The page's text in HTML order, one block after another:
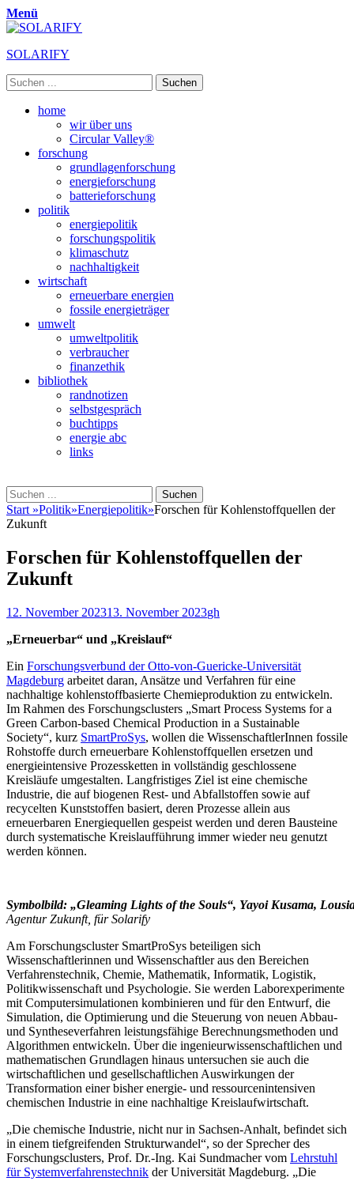
Menü
SOLARIFY
Suchen
nach:
Primäres
Zum
home
wir über uns
Circular Valley®
forschung
grundlagenforschung
energieforschung
batterieforschung
politik
energiepolitik
forschungspolitik
klimaschutz
nachhaltigkeit
wirtschaft
erneuerbare energien
fossile energieträger
umwelt
umweltpolitik
verbraucher
finanzethik
bibliothek
randnotizen
selbstgespräch
buchtipps
energie abc
links
Suchen
Suchen
nach:
Start »Politik»Energiepolitik»Forschen für Kohlenstoffquellen der
Zukunft
Forschen für Kohlenstoffquellen der
Zukunft
Veröffentlicht
12. November 202313. November 2023Autor
gh
„Erneuerbar“ und „Kreislauf“
Ein Forschungsverbund der Otto-von-Guericke-Universität
Magdeburg arbeitet daran, Ansätze und Verfahren für eine
nachhaltige kohlenstoffbasierte Chemieproduktion zu entwickeln.
Im Rahmen des Forschungsclusters „Smart Process Systems for a
Green Carbon-based Chemical Production in a Sustainable
Society“, kurz SmartProSys, wollen die WissenschaftlerInnen fossile
Rohstoffe durch erneuerbare Kohlenstoffquellen ersetzen und
energieintensive Prozessketten in vollständig geschlossene
Kreisläufe umgestalten. Langfristiges Ziel ist eine chemische
Industrie, die auf biogenen Rest- und Abfallstoffen sowie auf
recycelten Kunststoffen basiert, deren Prozesse allein aus
erneuerbaren Energiequellen gespeist werden und deren Bausteine
durch systematische Kreislaufführung immer wieder neu genutzt
werden können.
Symbolbild: „Gleaming Lights of the Souls“, Yayoi Kusama,
Agentur Zukunft, für Solarify
Am Forschungscluster SmartProSys beteiligen sich
Wissenschaftlerinnen und Wissenschaftler aus den Bereichen
Verfahrenstechnik, Chemie, Mathematik, Informatik, Logistik,
Politikwissenschaft und Psychologie. Sie werden Laborexperimente
mit Computersimulationen kombinieren und für den Entwurf, die
Simulation, die Optimierung und die Steuerung von neuen Abbau-
und Syntheseverfahren leistungsfähige Berechnungsmethoden und
Algorithmen entwickeln. Über die ingenieurwissenschaftlichen und
mathematischen Grundlagen hinaus untersuchen sie auch die
wirtschaftlichen und gesellschaftlichen Auswirkungen der
Transformation einer bisher energie- und ressourcenintensiven
chemischen Industrie in eine nachhaltige Kreislaufwirtschaft.
„Die chemische Industrie, nicht nur in Sachsen-Anhalt, befindet sich
in einem tiefgreifenden Strukturwandel“, so der Sprecher des
Forschungsclusters, Prof. Dr.-Ing. Kai Sundmacher vom Lehrstuhl
für Systemverfahrenstechnik der Universität Magdeburg. „Die